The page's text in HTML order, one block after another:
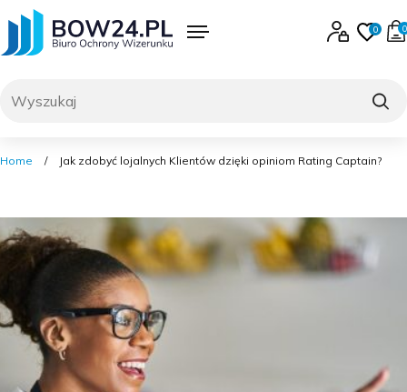
to
Menu Zaloguj się lub
0 0
Home / Jak zdobyć lojalnych Klientów dzięki opiniom Rating Captain?